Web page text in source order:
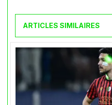
ARTICLES SIMILAIRES